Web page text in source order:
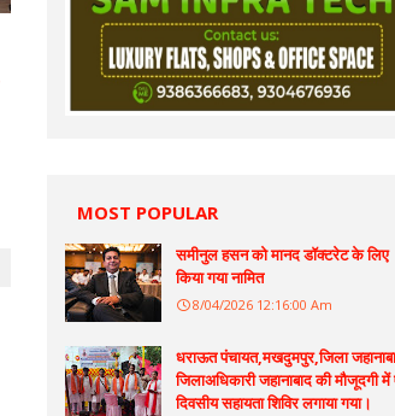
MOST POPULAR
समीनुल हसन को मानद डॉक्टरेट के लिए
किया गया नामित
8/04/2026 12:16:00 Am
धराऊत पंचायत,मखदुमपुर,जिला
जिलाअधिकारी जहानाबाद की मौजूदगी
दिवसीय सहायता शिविर लगाया गया।